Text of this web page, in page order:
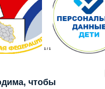
1 / 1
чтобы